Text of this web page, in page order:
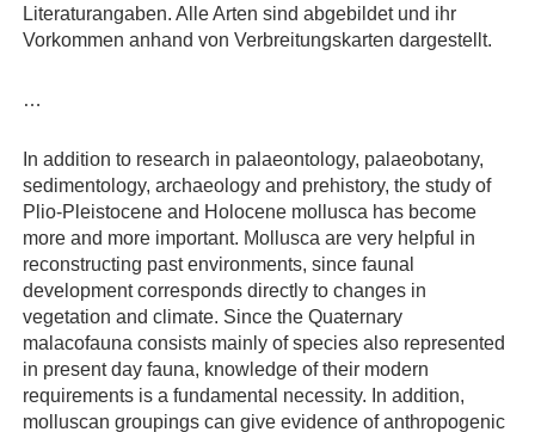
Literaturangaben. Alle Arten sind abgebildet und ihr
Vorkommen anhand von Verbreitungskarten dargestellt.
…
In addition to research in palaeontology, palaeobotany,
sedimentology, archaeology and prehistory, the study of
Plio-Pleistocene and Holocene mollusca has become
more and more important. Mollusca are very helpful in
reconstructing past environments, since faunal
development corresponds directly to changes in
vegetation and climate. Since the Quaternary
malacofauna consists mainly of species also represented
in present day fauna, knowledge of their modern
requirements is a fundamental necessity. In addition,
molluscan groupings can give evidence of anthropogenic